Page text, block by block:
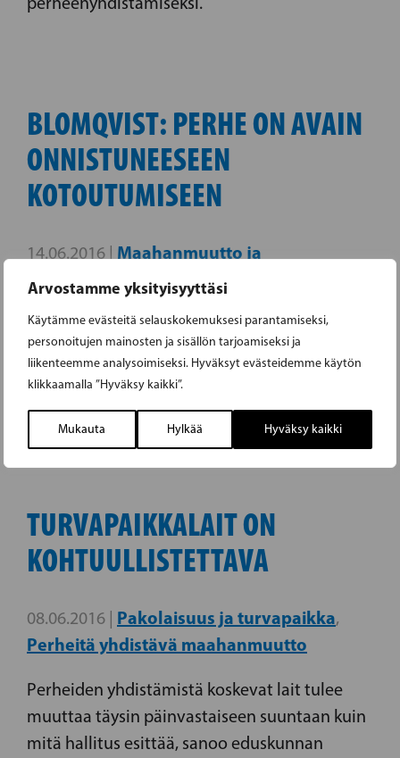
Arvostamme yksityisyyttäsi
Käytämme evästeitä selauskokemuksesi parantamiseksi,
personoitujen mainosten ja sisällön tarjoamiseksi ja
liikenteemme analysoimiseksi. Hyväksyt evästeidemme käytön
klikkaamalla ”Hyväksy kaikki”.
Mukauta Hylkää Hyväksy kaikki
BLOMQVIST: PERHE ON AVAIN
ONNISTUNEESEEN
KOTOUTUMISEEN
14.06.2016 | Maahanmuutto ja
maastamuutto
,Perheitä yhdistävä
Kansanedustaja Thomas Blomqvist ei hyväksy
perheenyhdistämisen tiukentamista koskevaa
TURVAPAIKKALAIT ON
KOHTUULLISTETTAVA
08.06.2016 | Pakolaisuus ja turvapaikka,
Perheitä yhdistävä maahanmuutto
Perheiden yhdistämistä koskevat lait tulee
muuttaa täysin päinvastaiseen suuntaan kuin
mitä hallitus esittää, sanoo eduskunnan